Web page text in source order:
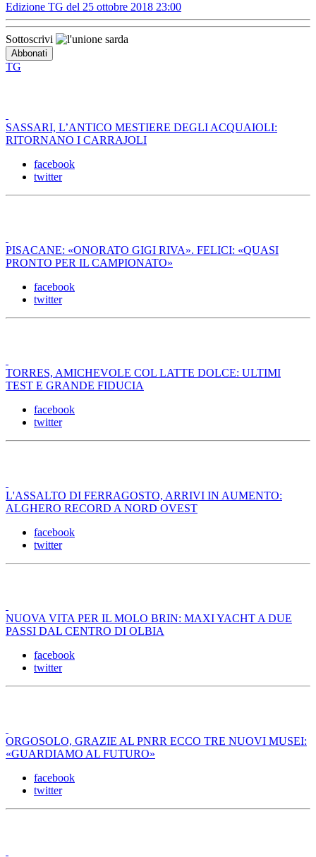
Edizione TG del 25 ottobre 2018 23:00
Sottoscrivi
TG
SASSARI, L’ANTICO MESTIERE DEGLI ACQUAIOLI:
RITORNANO I CARRAJOLI
facebook
twitter
PISACANE: «ONORATO GIGI RIVA». FELICI: «QUASI
PRONTO PER IL CAMPIONATO»
facebook
twitter
TORRES, AMICHEVOLE COL LATTE DOLCE: ULTIMI
TEST E GRANDE FIDUCIA
facebook
twitter
L'ASSALTO DI FERRAGOSTO, ARRIVI IN AUMENTO:
ALGHERO RECORD A NORD OVEST
facebook
twitter
NUOVA VITA PER IL MOLO BRIN: MAXI YACHT A DUE
PASSI DAL CENTRO DI OLBIA
facebook
twitter
ORGOSOLO, GRAZIE AL PNRR ECCO TRE NUOVI MUSEI:
«GUARDIAMO AL FUTURO»
facebook
twitter